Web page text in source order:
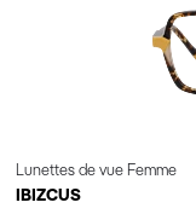
Lunettes de vue Femme
IBIZCUS